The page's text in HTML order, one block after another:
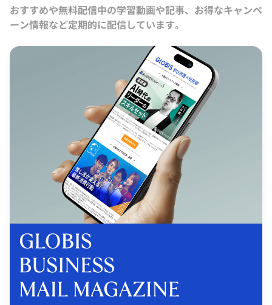
おすすめや無料配信中の学習動画や記事、お得なキャンペ
ーン情報など定期的に配信しています。